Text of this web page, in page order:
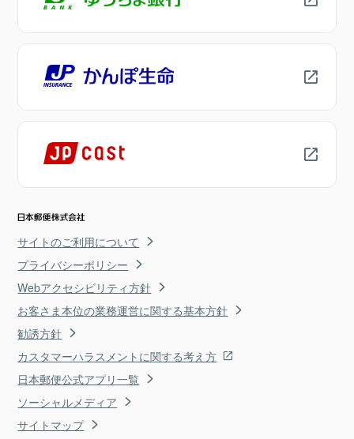
サイトのご利用について
プライバシーポリシー
Webアクセシビリティ方針
お客さま本位の業務運営に関する基本方針
勧誘方針
カスタマーハラスメントに関する考え方
日本郵便公式アプリ一覧
ソーシャルメディア
サイトマップ